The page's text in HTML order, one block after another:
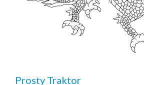
Prosty Traktor